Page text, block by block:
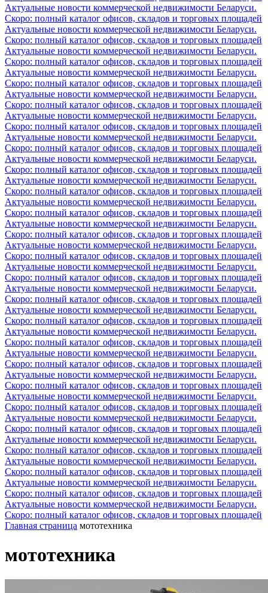
Актуальные новости коммерческой недвижимости Беларуси.
Скоро: полный каталог офисов, складов и торговых площадей
Актуальные новости коммерческой недвижимости Беларуси.
Скоро: полный каталог офисов, складов и торговых площадей
Актуальные новости коммерческой недвижимости Беларуси.
Скоро: полный каталог офисов, складов и торговых площадей
Актуальные новости коммерческой недвижимости Беларуси.
Скоро: полный каталог офисов, складов и торговых площадей
Актуальные новости коммерческой недвижимости Беларуси.
Скоро: полный каталог офисов, складов и торговых площадей
Актуальные новости коммерческой недвижимости Беларуси.
Скоро: полный каталог офисов, складов и торговых площадей
Актуальные новости коммерческой недвижимости Беларуси.
Скоро: полный каталог офисов, складов и торговых площадей
Актуальные новости коммерческой недвижимости Беларуси.
Скоро: полный каталог офисов, складов и торговых площадей
Актуальные новости коммерческой недвижимости Беларуси.
Скоро: полный каталог офисов, складов и торговых площадей
Актуальные новости коммерческой недвижимости Беларуси.
Скоро: полный каталог офисов, складов и торговых площадей
Актуальные новости коммерческой недвижимости Беларуси.
Скоро: полный каталог офисов, складов и торговых площадей
Актуальные новости коммерческой недвижимости Беларуси.
Скоро: полный каталог офисов, складов и торговых площадей
Актуальные новости коммерческой недвижимости Беларуси.
Скоро: полный каталог офисов, складов и торговых площадей
Актуальные новости коммерческой недвижимости Беларуси.
Скоро: полный каталог офисов, складов и торговых площадей
Актуальные новости коммерческой недвижимости Беларуси.
Скоро: полный каталог офисов, складов и торговых площадей
Актуальные новости коммерческой недвижимости Беларуси.
Скоро: полный каталог офисов, складов и торговых площадей
Актуальные новости коммерческой недвижимости Беларуси.
Скоро: полный каталог офисов, складов и торговых площадей
Актуальные новости коммерческой недвижимости Беларуси.
Скоро: полный каталог офисов, складов и торговых площадей
Актуальные новости коммерческой недвижимости Беларуси.
Скоро: полный каталог офисов, складов и торговых площадей
Актуальные новости коммерческой недвижимости Беларуси.
Скоро: полный каталог офисов, складов и торговых площадей
Актуальные новости коммерческой недвижимости Беларуси.
Скоро: полный каталог офисов, складов и торговых площадей
Актуальные новости коммерческой недвижимости Беларуси.
Скоро: полный каталог офисов, складов и торговых площадей
Актуальные новости коммерческой недвижимости Беларуси.
Скоро: полный каталог офисов, складов и торговых площадей
Актуальные новости коммерческой недвижимости Беларуси.
Скоро: полный каталог офисов, складов и торговых площадей
Главная страница мототехника
мототехника